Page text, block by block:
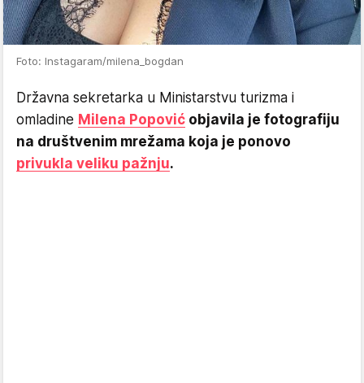
Foto: Instagaram/milena_bogdan
Državna sekretarka u Ministarstvu turizma i
omladine Milena Popović objavila je fotografiju
na društvenim mrežama koja je ponovo
privukla veliku pažnju.